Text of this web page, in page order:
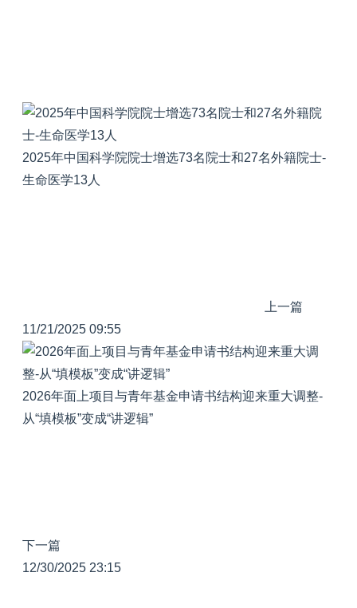
2025年中国科学院院士增选73名院士和27名外籍院士-
生命医学13人
上一篇
11/21/2025 09:55
2026年面上项目与青年基金申请书结构迎来重大调整-
从“填模板”变成“讲逻辑”
下一篇
12/30/2025 23:15